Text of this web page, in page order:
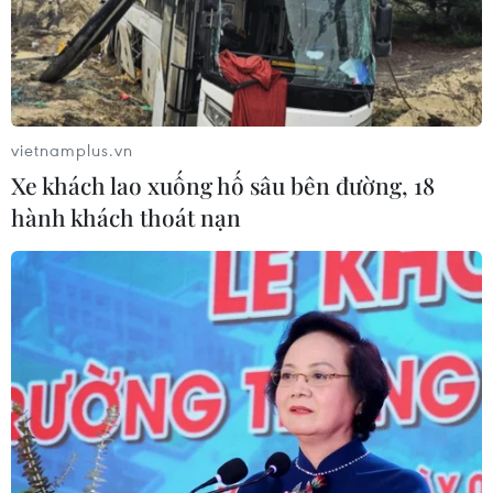
Khẩn trương phân luồng giao thông
sau vụ sạt lở trên tuyến ĐT161 ở Lào
Cai
07/08/2026 02:37
Thời tiết ngày 7/8: Bắc Bộ và Bắc
Trung Bộ giảm mưa về đêm, cục bộ
có mưa to
06/08/2026 23:15
Kế hoạch hành động phòng, chống
bão, lũ, thiên tai cực đoan và biến đổi
khí hậu
06/08/2026 23:00
vietnamplus.vn
Xe khách lao xuống hố sâu bên đường, 18
hành khách thoát nạn